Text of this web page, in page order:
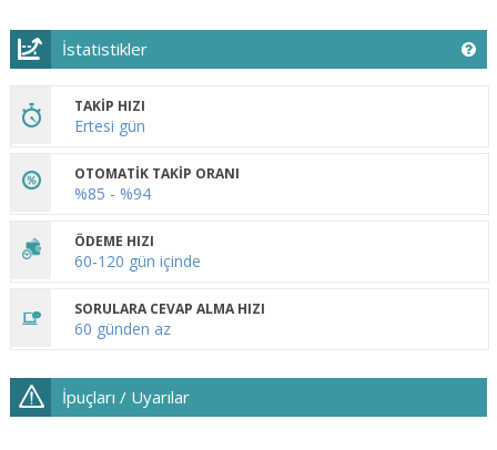
İstatistikler
TAKİP HIZI
Ertesi gün
OTOMATİK TAKİP ORANI
%85 - %94
ÖDEME HIZI
60-120 gün içinde
SORULARA CEVAP ALMA HIZI
60 günden az
İpuçları / Uyarılar